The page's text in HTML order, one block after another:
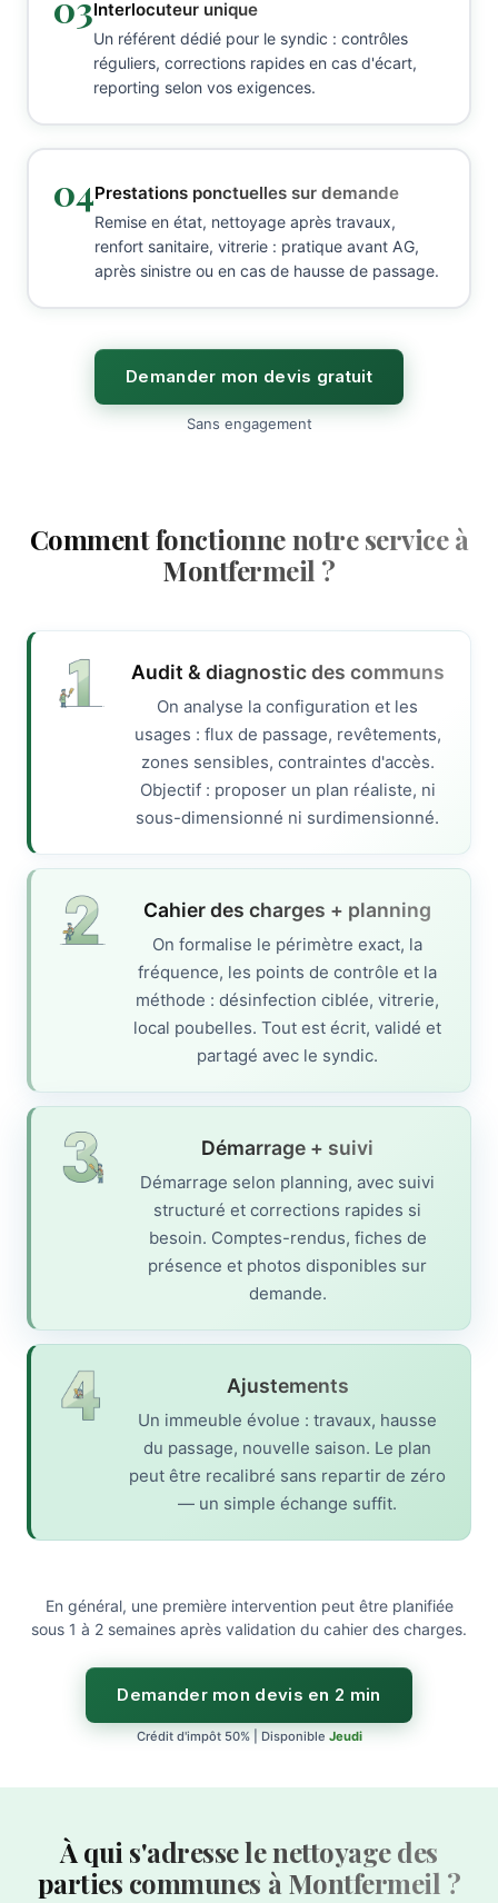
Interlocuteur unique
Un référent dédié pour le syndic : contrôles
réguliers, corrections rapides en cas d'écart,
reporting selon vos exigences.
04Prestations ponctuelles sur demande
Remise en état, nettoyage après travaux,
renfort sanitaire, vitrerie : pratique avant AG,
après sinistre ou en cas de hausse de passage.
Demander mon devis gratuit
Sans engagement
Comment fonctionne notre service à
Montfermeil ?
Audit & diagnostic des communs
On analyse la configuration et les
usages : flux de passage, revêtements,
zones sensibles, contraintes d'accès.
Objectif : proposer un plan réaliste, ni
sous-dimensionné ni surdimensionné.
Cahier des charges + planning
On formalise le périmètre exact, la
fréquence, les points de contrôle et la
méthode : désinfection ciblée, vitrerie,
local poubelles. Tout est écrit, validé et
partagé avec le syndic.
Démarrage + suivi
Démarrage selon planning, avec suivi
structuré et corrections rapides si
besoin. Comptes-rendus, fiches de
présence et photos disponibles sur
demande.
Ajustements
Un immeuble évolue : travaux, hausse
du passage, nouvelle saison. Le plan
peut être recalibré sans repartir de zéro
— un simple échange suffit.
En général, une première intervention peut être planifiée
sous 1 à 2 semaines après validation du cahier des charges.
Demander mon devis en 2 min
Crédit d'impôt 50% | Disponible Jeudi
À qui s'adresse le nettoyage des
parties communes à Montfermeil ?